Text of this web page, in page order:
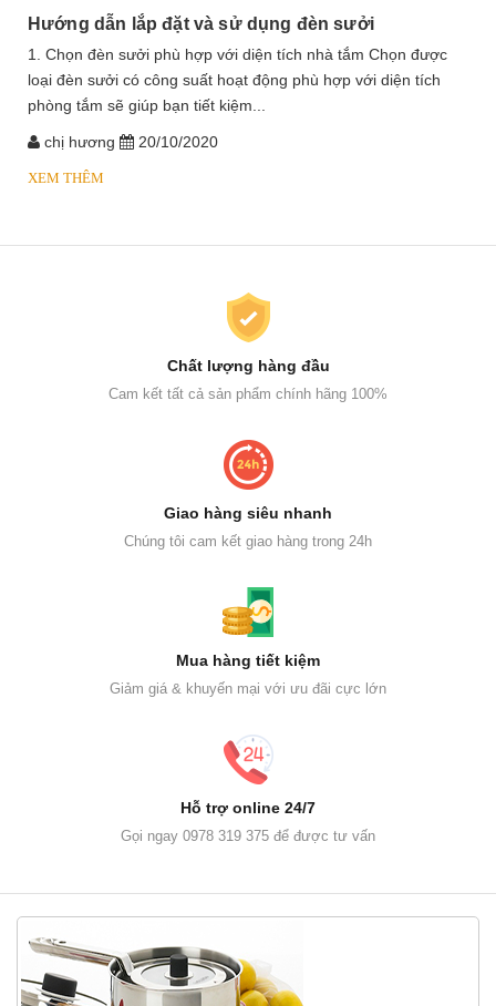
Hướng dẫn lắp đặt và sử dụng đèn sưởi
1. Chọn đèn sưởi phù hợp với diện tích nhà tắm Chọn được
loại đèn sưởi có công suất hoạt động phù hợp với diện tích
phòng tắm sẽ giúp bạn tiết kiệm...
chị hương 20/10/2020
XEM THÊM
Chất lượng hàng đầu
Cam kết tất cả sản phẩm chính hãng 100%
Giao hàng siêu nhanh
Chúng tôi cam kết giao hàng trong 24h
Mua hàng tiết kiệm
Giảm giá & khuyến mại với ưu đãi cực lớn
Hỗ trợ online 24/7
Gọi ngay 0978 319 375 để được tư vấn